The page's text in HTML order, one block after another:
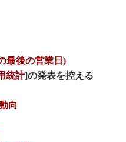
最後の営業日)
統計]の発表を控える
向